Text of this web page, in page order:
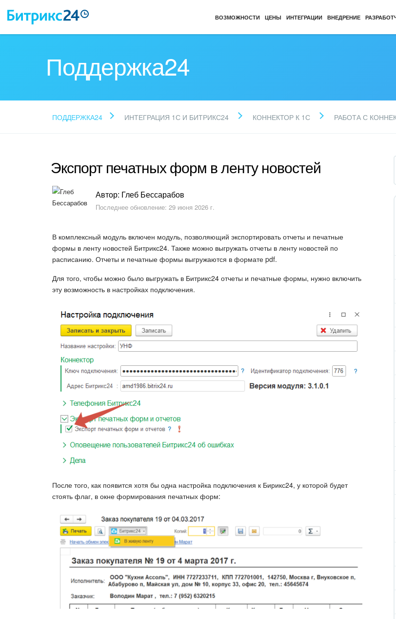
ВОЗМОЖНОСТИ ЦЕНЫ ИНТЕГРАЦИИ ВНЕДРЕНИЕ
Поддержка24
ПОДДЕРЖКА24 ИНТЕГРАЦИЯ 1С И БИТРИКС24 КОННЕКТОР К 1С РАБОТА С
Экспорт печатных форм в ленту новостей
Автор: Глеб Бессарабов
Последнее обновление: 29 июня 2026 г.
В комплексный модуль включен модуль, позволяющий экспортировать отчеты и печатные
формы в ленту новостей Битрикс24. Также можно выгружать отчеты в ленту новостей по
расписанию. Отчеты и печатные формы выгружаются в формате pdf.
Для того, чтобы можно было выгружать в Битрикс24 отчеты и печатные формы, нужно включить
эту возможность в настройках подключения.
После того, как появится хотя бы одна настройка подключения к Бирикс24, у которой будет
стоять флаг, в окне формирования печатных форм: